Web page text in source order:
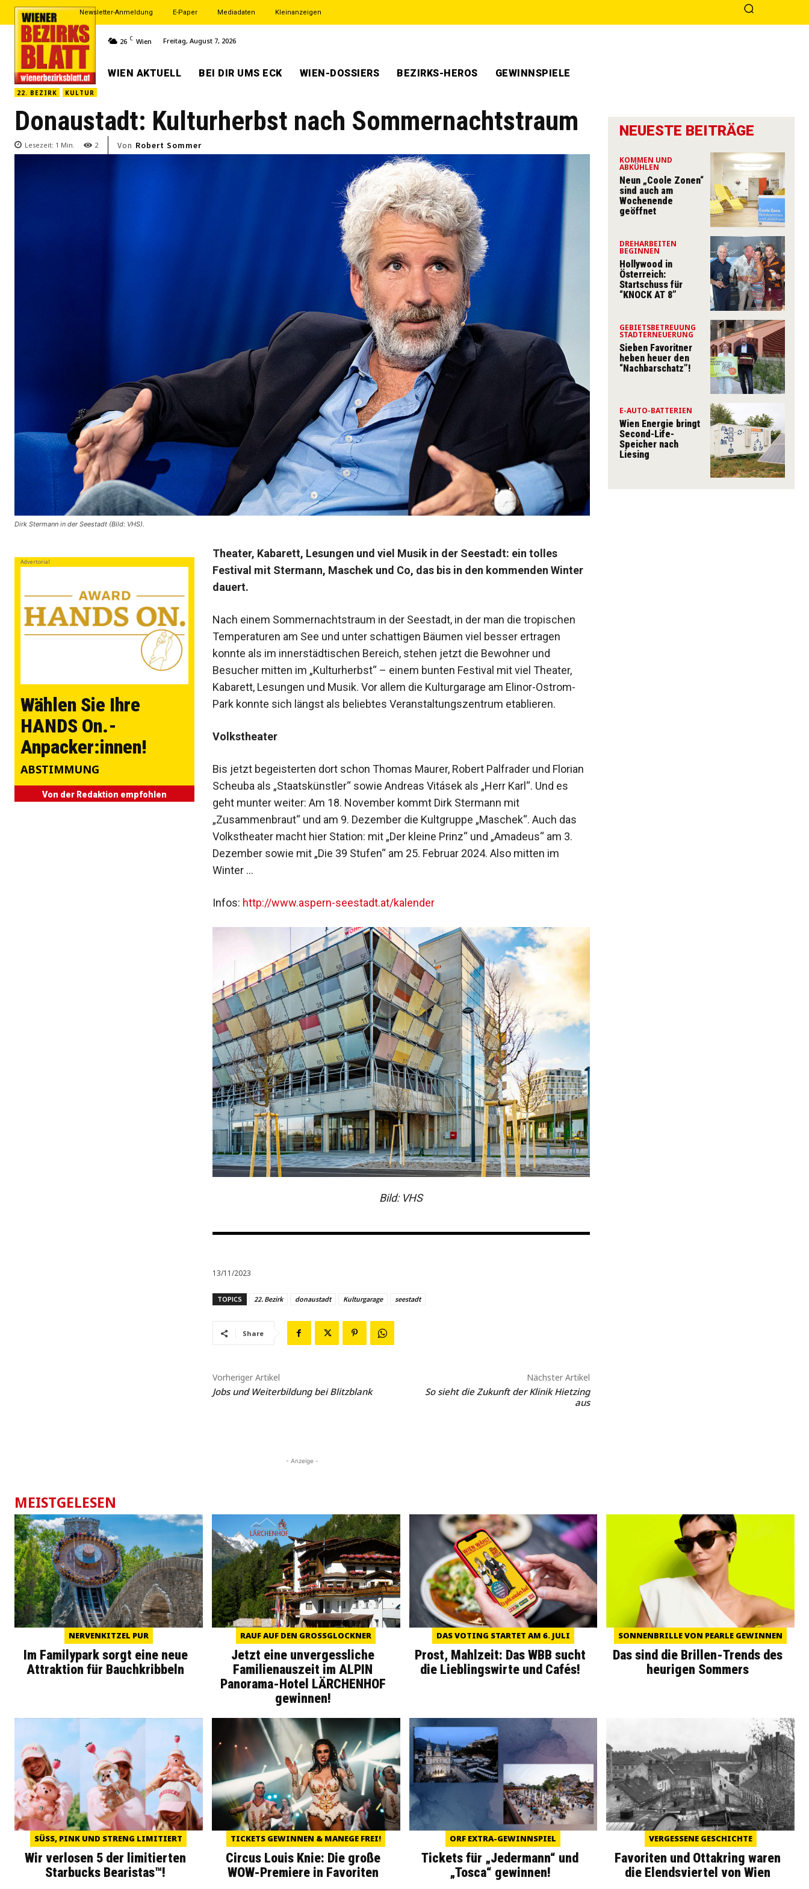
Newsletter-Anmeldung E-Paper Mediadaten Kleinanzeigen
26 C Wien Freitag, August 7, 2026
WIEN AKTUELL BEI DIR UMS ECK WIEN-DOSSIERS BEZIRKS-HEROS GEWINNSPIELE
22. BEZIRK KULTUR
Donaustadt: Kulturherbst nach Sommernachtstraum
Lesezeit: 1 Min. 2 Von Robert Sommer
Dirk Stermann in der Seestadt (Bild: VHS).
Advertorial
Wählen Sie Ihre
HANDS On.-
Anpacker:innen!
ABSTIMMUNG
Von der Redaktion empfohlen
Theater, Kabarett, Lesungen und viel Musik in der Seestadt: ein tolles
Festival mit Stermann, Maschek und Co, das bis in den kommenden Winter
dauert.
Nach einem Sommernachtstraum in der Seestadt, in der man die tropischen
Temperaturen am See und unter schattigen Bäumen viel besser ertragen
konnte als im innerstädtischen Bereich, stehen jetzt die Bewohner und
Besucher mitten im „Kulturherbst“ – einem bunten Festival mit viel Theater,
Kabarett, Lesungen und Musik. Vor allem die Kulturgarage am Elinor-Ostrom-
Park konnte sich längst als beliebtes Veranstaltungszentrum etablieren.
Volkstheater
Bis jetzt begeisterten dort schon Thomas Maurer, Robert Palfrader und Florian
Scheuba als „Staatskünstler“ sowie Andreas Vitásek als „Herr Karl“. Und es
geht munter weiter: Am 18. November kommt Dirk Stermann mit
„Zusammenbraut“ und am 9. Dezember die Kultgruppe „Maschek“. Auch das
Volkstheater macht hier Station: mit „Der kleine Prinz“ und „Amadeus“ am 3.
Dezember sowie mit „Die 39 Stufen“ am 25. Februar 2024. Also mitten im
Winter …
Infos: http://www.aspern-seestadt.at/kalender
Bild: VHS
13/11/2023
TOPICS 22. Bezirk donaustadt Kulturgarage seestadt
Share
Vorheriger Artikel
Jobs und Weiterbildung bei Blitzblank
Nächster Artikel
So sieht die Zukunft der Klinik Hietzing
aus
- Anzeige -
NEUESTE BEITRÄGE
KOMMEN UND
ABKÜHLEN
Neun „Coole Zonen“
sind auch am
Wochenende
geöffnet
DREHARBEITEN
BEGINNEN
Hollywood in
Österreich:
Startschuss für
“KNOCK AT 8”
GEBIETSBETREUUNG
STADTERNEUERUNG
Sieben Favoritner
heben heuer den
“Nachbarschatz”!
E-AUTO-BATTERIEN
Wien Energie bringt
Second-Life-
Speicher nach
Liesing
MEISTGELESEN
NERVENKITZEL PUR
Im Familypark sorgt eine neue
Attraktion für Bauchkribbeln
RAUF AUF DEN GROSSGLOCKNER
Jetzt eine unvergessliche
Familienauszeit im ALPIN
Panorama-Hotel LÄRCHENHOF
gewinnen!
DAS VOTING STARTET AM 6. JULI
Prost, Mahlzeit: Das WBB sucht
die Lieblingswirte und Cafés!
SONNENBRILLE VON PEARLE GEWINNEN
Das sind die Brillen-Trends des
heurigen Sommers
SÜSS, PINK UND STRENG LIMITIERT
Wir verlosen 5 der limitierten
Starbucks Bearistas™!
TICKETS GEWINNEN & MANEGE FREI!
Circus Louis Knie: Die große
WOW-Premiere in Favoriten
ORF EXTRA-GEWINNSPIEL
Tickets für „Jedermann“ und
„Tosca“ gewinnen!
VERGESSENE GESCHICHTE
Favoriten und Ottakring waren
die Elendsviertel von Wien